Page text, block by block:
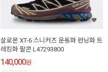
살로몬 XT-6 스니커즈 운동화 런닝화 트
레킹화 팔콘 L47293800
140,000원